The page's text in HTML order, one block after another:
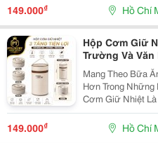
149.000₫ Hồ Chí
Hộp Cơm Giữ
Trường Và Văn
Mang Theo Bữa
Hơn Trong Những
Cơm Giữ Nhiệt
Món Ăn, Dễ Dàng
Tham Gia Các Hoạt
Nhiều...
149.000₫ Hồ Chí